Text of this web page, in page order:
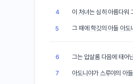
4 이 처녀는 심히 아름다워
5 그 때에 학깃의 아들 아도
6 그는 압살롬다음에 태어
7 아도니야가 스루야의 아들